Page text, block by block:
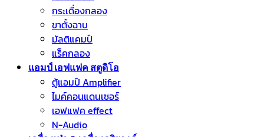
กระเดื่องกลอง
ขาตั้งฉาบ
มัลติแคมป์
แร็คกลอง
แอมป์ เอฟแฟค สตูดิโอ
ตู้แอมป์ Amplifier
ไมค์คอนแดนเซอร์
เอฟแฟค effect
N-Audio